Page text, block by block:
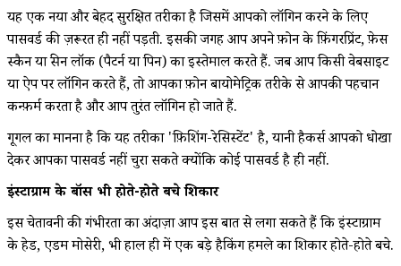
यह एक नया और बेहद सुरक्षित तरीका है जिसमें आपको लॉगिन करने के लिए
पासवर्ड की ज़रूरत ही नहीं पड़ती. इसकी जगह आप अपने फ़ोन के फ़िंगरप्रिंट, फ़ेस
स्कैन या स्क्रीन लॉक (पैटर्न या पिन) का इस्तेमाल करते हैं. जब आप किसी वेबसाइट
या ऐप पर लॉगिन करते हैं, तो आपका फ़ोन बायोमेट्रिक तरीके से आपकी पहचान
कन्फ़र्म करता है और आप तुरंत लॉगिन हो जाते हैं.
गूगल का मानना है कि यह तरीका 'फ़िशिंग-रेसिस्टेंट' है, यानी हैकर्स आपको धोखा
देकर आपका पासवर्ड नहीं चुरा सकते क्योंकि कोई पासवर्ड है ही नहीं.
इंस्टाग्राम के बॉस भी होते-होते बचे शिकार
इस चेतावनी की गंभीरता का अंदाज़ा आप इस बात से लगा सकते हैं कि इंस्टाग्राम
के हेड, एडम मोसेरी, भी हाल ही में एक बड़े हैकिंग हमले का शिकार होते-होते बचे.